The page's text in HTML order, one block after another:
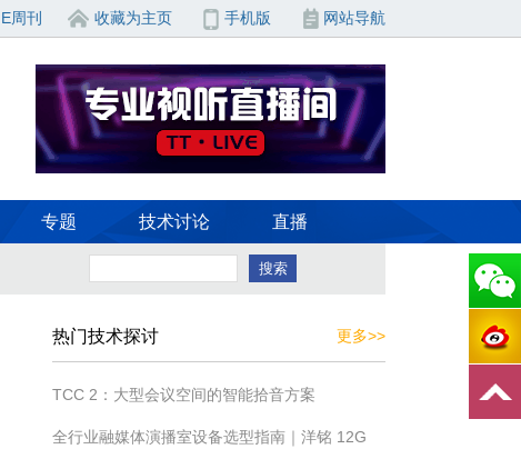
E周刊 收藏为主页 手机版 网站导航
专题 技术讨论 直播
热门技术探讨 更多>>
TCC 2：大型会议空间的智能拾音方案
全行业融媒体演播室设备选型指南｜洋铭 12G